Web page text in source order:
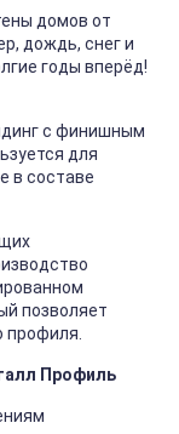
домов от
дождь, снег и
годы вперёд!
с финишным
для
в составе
позволяет
Профиль